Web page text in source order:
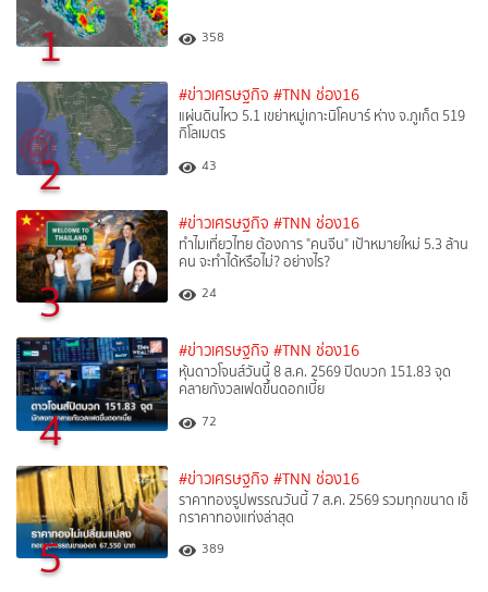
1 358
2
#ข่าวเศรษฐกิจ #TNN ช่อง16
แผ่นดินไหว 5.1 เขย่าหมู่เกาะนิโคบาร์ ห่าง จ.ภูเก็ต 519
กิโลเมตร
43
3
#ข่าวเศรษฐกิจ #TNN ช่อง16
ทำไมเที่ยวไทย ต้องการ "คนจีน" เป้าหมายใหม่ 5.3 ล้าน
คน จะทำได้หรือไม่? อย่างไร?
24
4
#ข่าวเศรษฐกิจ #TNN ช่อง16
หุ้นดาวโจนส์วันนี้ 8 ส.ค. 2569 ปิดบวก 151.83 จุด
คลายกังวลเฟดขึ้นดอกเบี้ย
72
5
#ข่าวเศรษฐกิจ #TNN ช่อง16
ราคาทองรูปพรรณวันนี้ 7 ส.ค. 2569 รวมทุกขนาด เช็
กราคาทองแท่งล่าสุด
389